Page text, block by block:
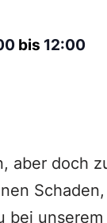
bis 12:00
aber doch
bei